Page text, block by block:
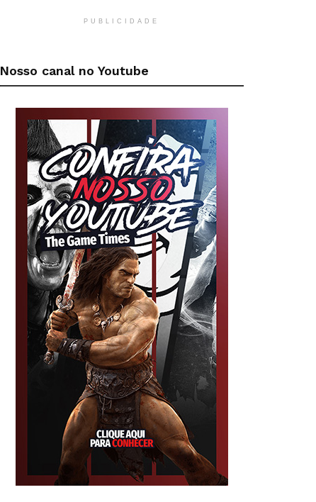
PUBLICIDADE
Nosso canal no Youtube